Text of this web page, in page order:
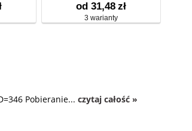
od 31,48 zł
3 warianty
Pobieranie... czytaj całość »